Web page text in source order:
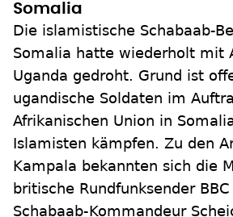
Somalia
Die islamistische Schabaab-
Somalia hatte wiederholt mit
Uganda gedroht. Grund ist
ugandische Soldaten im
Afrikanischen Union in
Islamisten kämpfen. Zu den
Kampala bekannten sich die
britische Rundfunksender
Schabaab-Kommandeur